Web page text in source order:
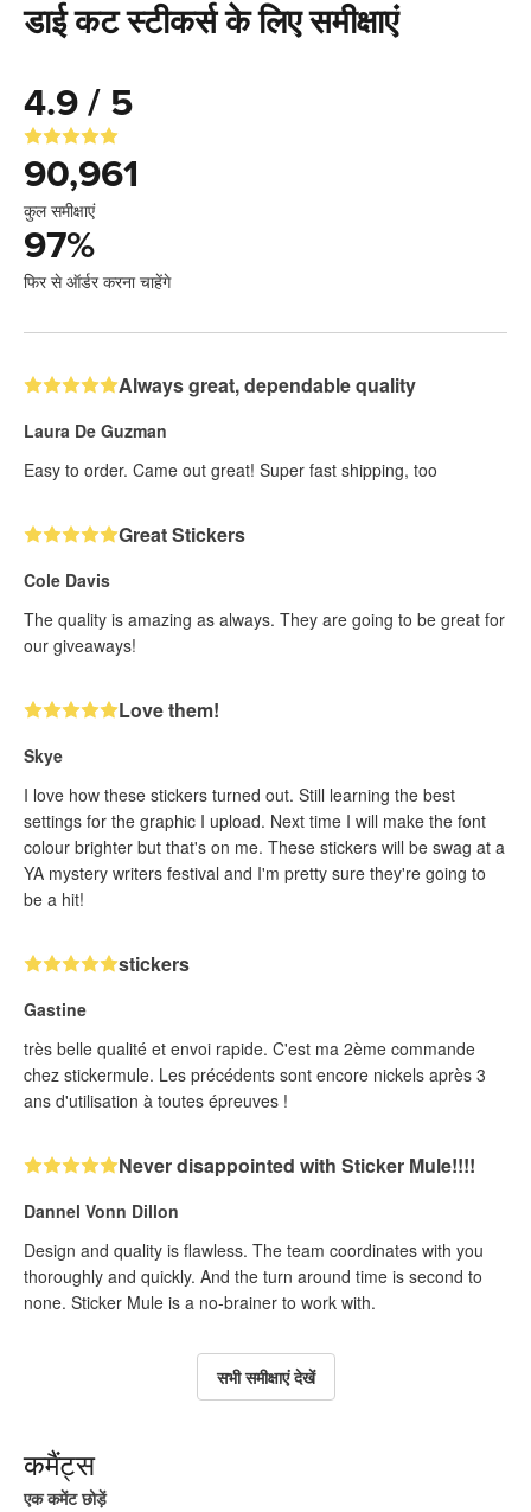
डाई कट स्टीकर्स के लिए समीक्षाएं
4.9 / 5
90,961
कुल समीक्षाएं
97%
फिर से ऑर्डर करना चाहेंगे
Always great, dependable quality
Laura De Guzman
Easy to order. Came out great! Super fast shipping, too
Great Stickers
Cole Davis
The quality is amazing as always. They are going to be great for
our giveaways!
Love them!
Skye
I love how these stickers turned out. Still learning the best
settings for the graphic I upload. Next time I will make the font
colour brighter but that's on me. These stickers will be swag at a
YA mystery writers festival and I'm pretty sure they're going to
be a hit!
stickers
Gastine
très belle qualité et envoi rapide. C'est ma 2ème commande
chez stickermule. Les précédents sont encore nickels après 3
ans d'utilisation à toutes épreuves !
Never disappointed with Sticker Mule!!!!
Dannel Vonn Dillon
Design and quality is flawless. The team coordinates with you
thoroughly and quickly. And the turn around time is second to
none. Sticker Mule is a no-brainer to work with.
सभी समीक्षाएं देखें
कमैंट्स
एक कमेंट छोड़ें